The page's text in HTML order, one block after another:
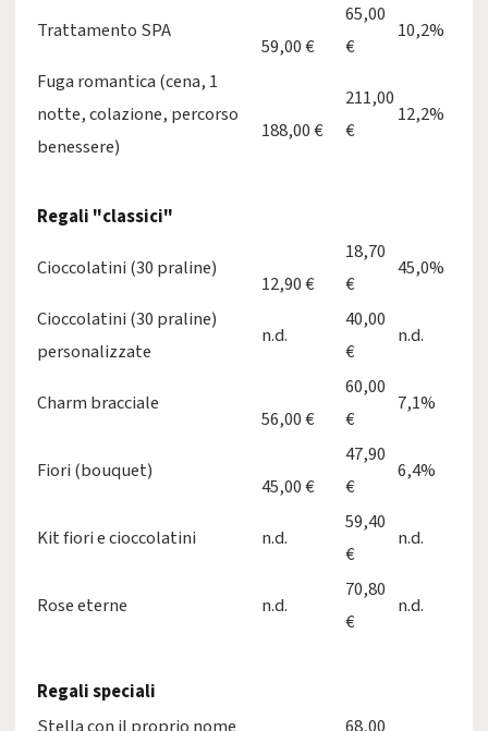
Trattamento SPA
59,00 €
65,00
€
10,2%
Fuga romantica (cena, 1
notte, colazione, percorso
benessere)
188,00 €
211,00
€
12,2%
Regali "classici"
Cioccolatini (30 praline)
12,90 €
18,70
€
45,0%
Cioccolatini (30 praline)
personalizzate
n.d.
40,00
€
n.d.
Charm bracciale
56,00 €
60,00
€
7,1%
Fiori (bouquet)
45,00 €
47,90
€
6,4%
Kit fiori e cioccolatini n.d.
59,40
€
n.d.
Rose eterne n.d.
70,80
€
n.d.
Regali speciali